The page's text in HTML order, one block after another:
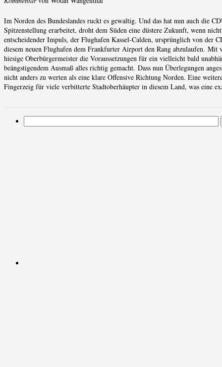
Im Norden des Bundeslandes ruckt es gewaltig. Und das hat nun auch die
Spitzenstellung erarbeitet, droht dem Süden eine düstere Zukunft, wenn
entscheidender Impuls, der Flughafen Kassel-Calden, ursprünglich von der
diesem neuen Flughafen dem Frankfurter Airport den Rang abzulaufen.
hiesige Oberbürgermeister die Voraussetzungen für ein vielleicht bald
beängstigendem Ausmaß alles richtig gemacht. Dass nun Überlegungen
nicht anders zu werten als eine klare Offensive Richtung Norden. Eine
Fingerzeig für viele verbitterte Stadtoberhäupter in diesem Land, was eine